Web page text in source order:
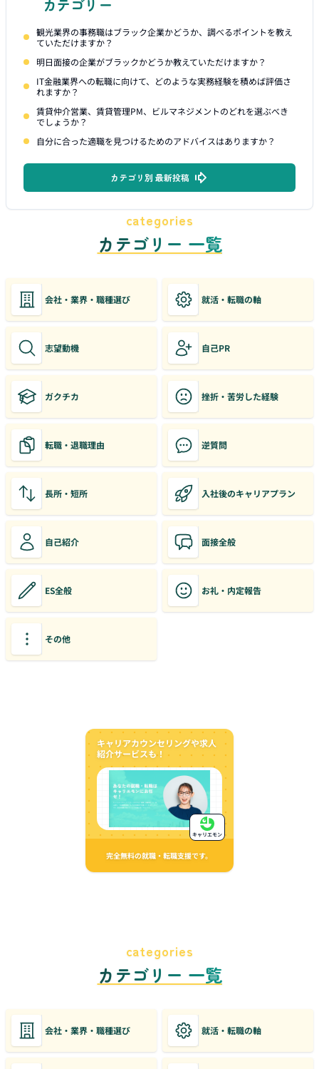
カテゴリー
観光業界の事務職はブラック企業かどうか、調べるポイントを教え
ていただけますか？
明日面接の企業がブラックかどうか教えていただけますか？
IT金融業界への転職に向けて、どのような実務経験を積めば評価さ
れますか？
賃貸仲介営業、賃貸管理PM、ビルマネジメントのどれを選ぶべき
でしょうか？
自分に合った適職を見つけるためのアドバイスはありますか？
カテゴリ別 最新投稿
categories
カテゴリー 一覧
会社・業界・職種選び 就活・転職の軸
志望動機 自己PR
ガクチカ 挫折・苦労した経験
転職・退職理由 逆質問
長所・短所 入社後のキャリアプラン
自己紹介 面接全般
ES全般 お礼・内定報告
その他
キャリアカウンセリングや求人
紹介サービスも！
完全無料の就職・転職支援です。
キャリエモン
categories
カテゴリー 一覧
会社・業界・職種選び 就活・転職の軸